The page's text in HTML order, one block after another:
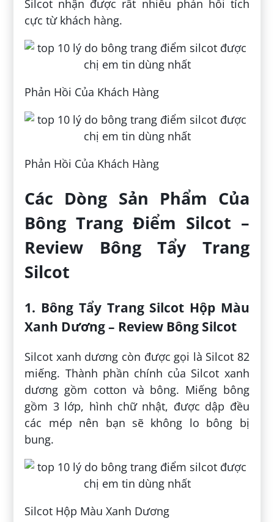
Silcot nhận được rất nhiều phản hồi tích
cực từ khách hàng.
Phản Hồi Của Khách Hàng
Phản Hồi Của Khách Hàng
Các Dòng Sản Phẩm Của
Bông Trang Điểm Silcot –
Review Bông Tẩy Trang
Silcot
1. Bông Tẩy Trang Silcot Hộp Màu
Xanh Dương – Review Bông Silcot
Silcot xanh dương còn được gọi là Silcot 82
miếng. Thành phần chính của Silcot xanh
dương gồm cotton và bông. Miếng bông
gồm 3 lớp, hình chữ nhật, được dập đều
các mép nên bạn sẽ không lo bông bị
bung.
Silcot Hộp Màu Xanh Dương